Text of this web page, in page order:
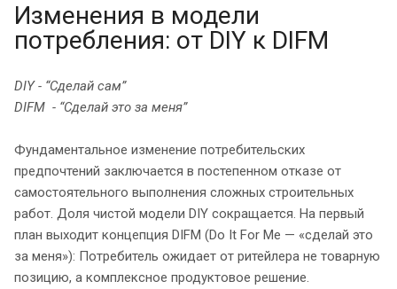
Изменения в модели
потребления: от DIY к DIFM
DIY - “Сделай сам”
DIFM - “Сделай это за меня”
Фундаментальное изменение потребительских
предпочтений заключается в постепенном отказе от
самостоятельного выполнения сложных строительных
работ. Доля чистой модели DIY сокращается. На первый
план выходит концепция DIFM (Do It For Me — «сделай это
за меня»): Потребитель ожидает от ритейлера не товарную
позицию, а комплексное продуктовое решение.